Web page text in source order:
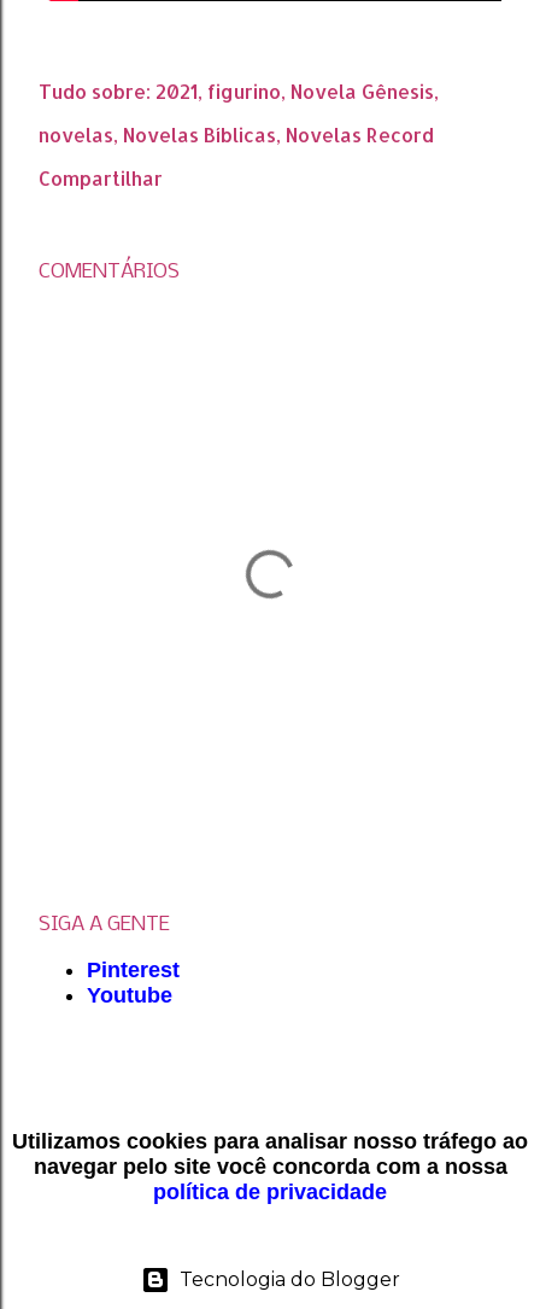
Tudo sobre: 2021 figurino Novela Gênesis
novelas Novelas Bíblicas Novelas Record
Compartilhar
COMENTÁRIOS
SIGA A GENTE
Pinterest
Youtube
Utilizamos cookies para analisar nosso tráfego ao
navegar pelo site você concorda com a nossa
política de privacidade
Tecnologia do Blogger